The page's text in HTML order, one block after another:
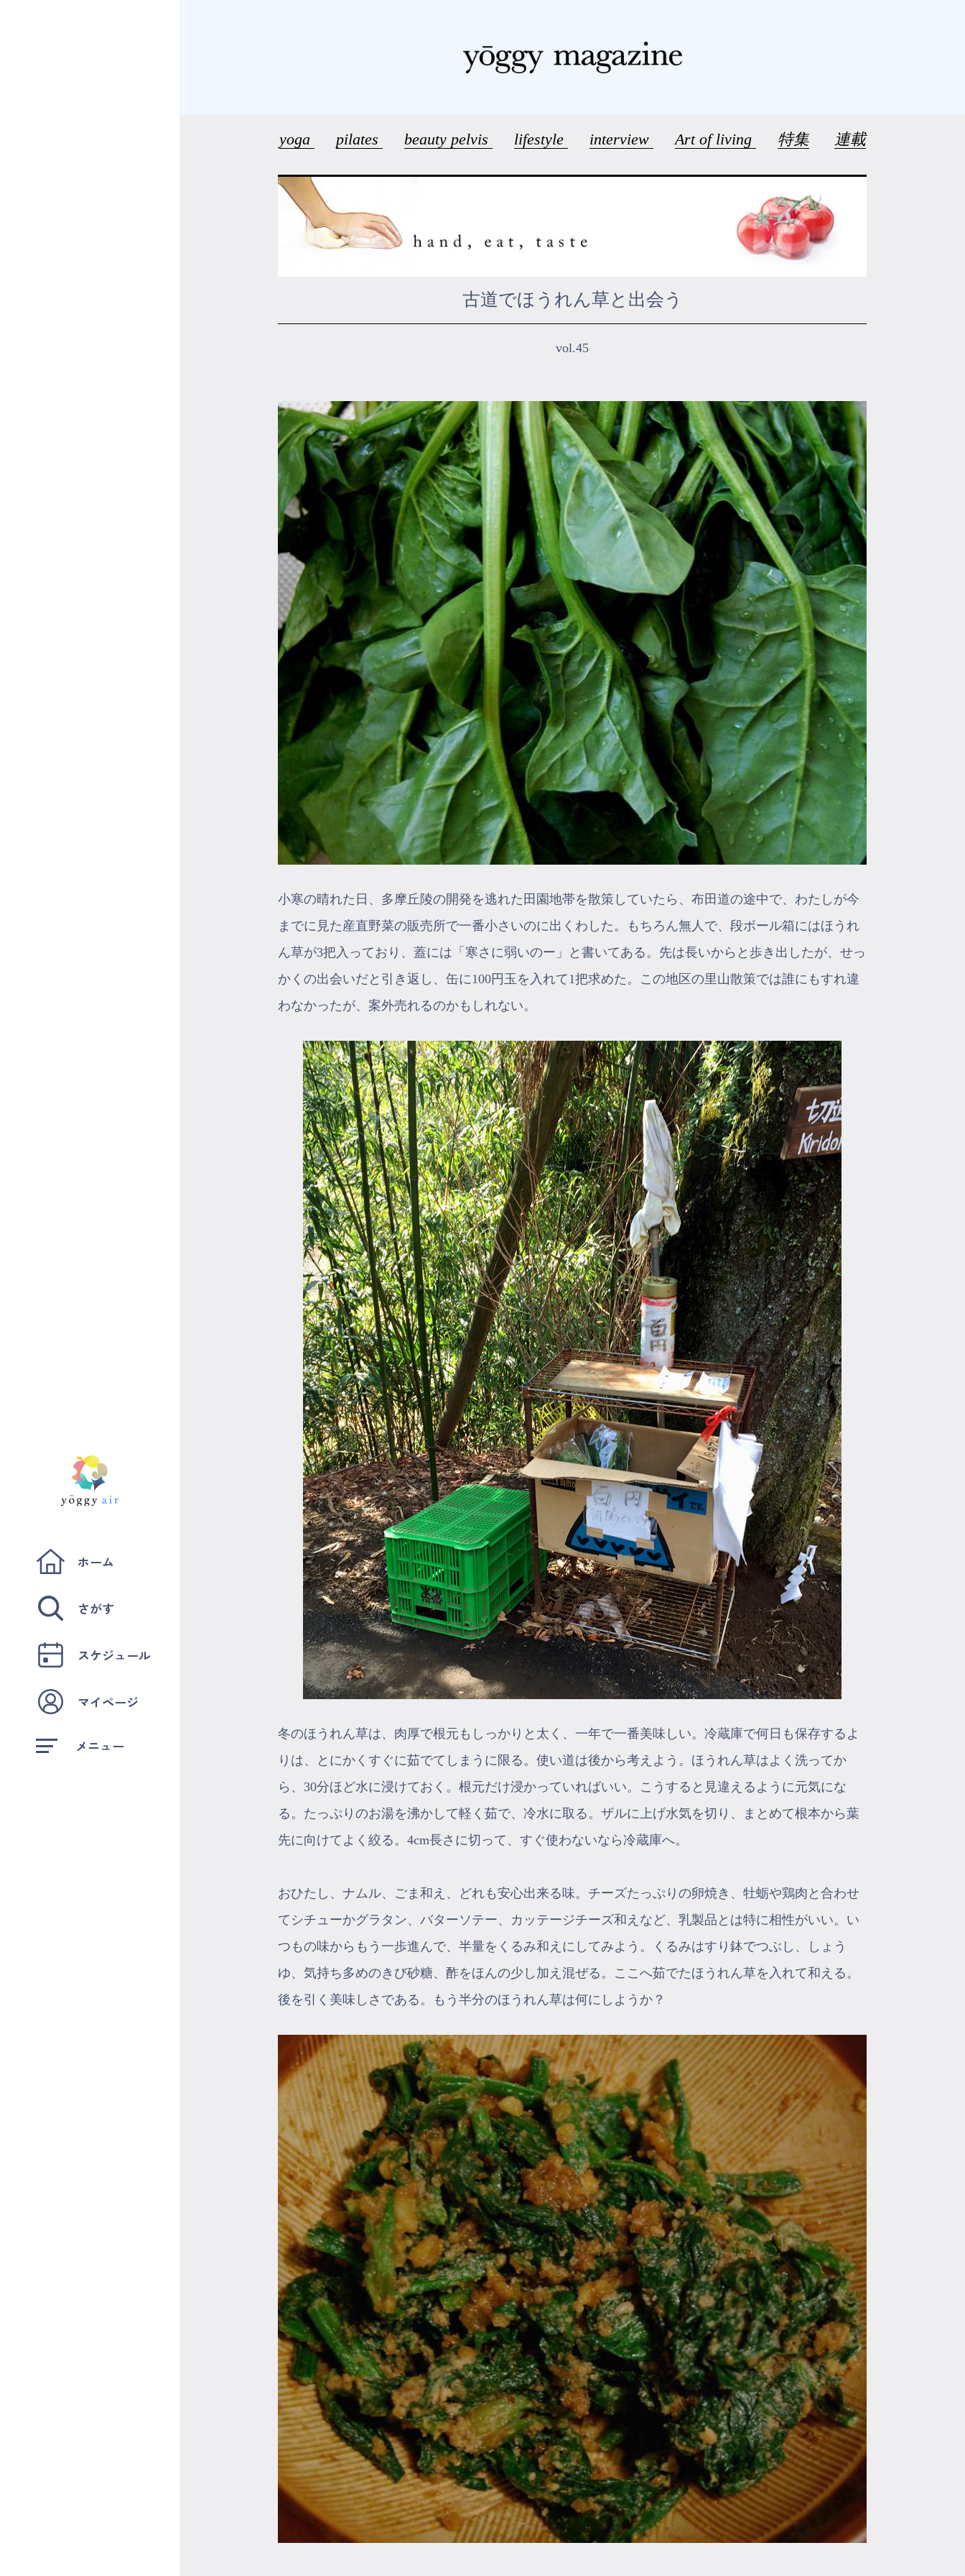
ホーム
さがす
スケジュール
マイページ
メニュー
クラス参加にあたっての同意書
特定商取引にかかわる表示
yoga pilates beauty pelvis lifestyle interview Art of living 特集 連載
古道でほうれん草と出会う
vol.45
小寒の晴れた日、多摩丘陵の開発を逃れた田園地帯を散策していたら、布田道の途中で、わたしが今
までに見た産直野菜の販売所で一番小さいのに出くわした。もちろん無人で、段ボール箱にはほうれ
ん草が3把入っており、蓋には「寒さに弱いのー」と書いてある。先は長いからと歩き出したが、せっ
かくの出会いだと引き返し、缶に100円玉を入れて1把求めた。この地区の里山散策では誰にもすれ違
わなかったが、案外売れるのかもしれない。
冬のほうれん草は、肉厚で根元もしっかりと太く、一年で一番美味しい。冷蔵庫で何日も保存するよ
りは、とにかくすぐに茹でてしまうに限る。使い道は後から考えよう。ほうれん草はよく洗ってか
ら、30分ほど水に浸けておく。根元だけ浸かっていればいい。こうすると見違えるように元気にな
る。たっぷりのお湯を沸かして軽く茹で、冷水に取る。ザルに上げ水気を切り、まとめて根本から葉
先に向けてよく絞る。4cm長さに切って、すぐ使わないなら冷蔵庫へ。
おひたし、ナムル、ごま和え、どれも安心出来る味。チーズたっぷりの卵焼き、牡蛎や鶏肉と合わせ
てシチューかグラタン、バターソテー、カッテージチーズ和えなど、乳製品とは特に相性がいい。い
つもの味からもう一歩進んで、半量をくるみ和えにしてみよう。くるみはすり鉢でつぶし、しょう
ゆ、気持ち多めのきび砂糖、酢をほんの少し加え混ぜる。ここへ茹でたほうれん草を入れて和える。
後を引く美味しさである。もう半分のほうれん草は何にしようか？